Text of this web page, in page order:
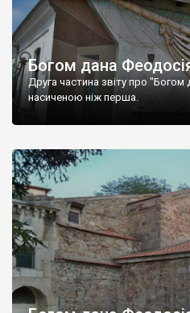
Богом дана
Друга частина звіту про
насиченою ніж перша.